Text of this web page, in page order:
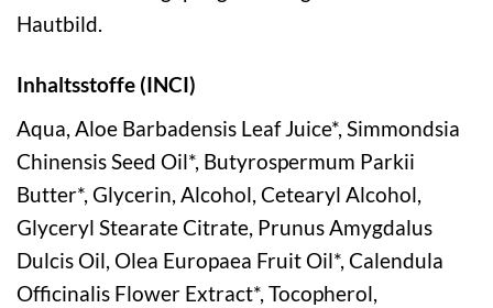
Hautbild.
Inhaltsstoffe (INCI)
Aqua, Aloe Barbadensis Leaf Juice*, Simmondsia
Chinensis Seed Oil*, Butyrospermum Parkii
Butter*, Glycerin, Alcohol, Cetearyl Alcohol,
Glyceryl Stearate Citrate, Prunus Amygdalus
Dulcis Oil, Olea Europaea Fruit Oil*, Calendula
Officinalis Flower Extract*, Tocopherol,